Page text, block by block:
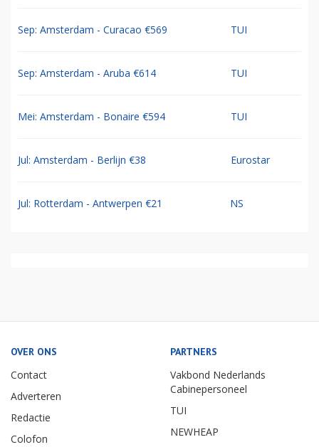
Sep: Amsterdam - Curacao €569 TUI
Sep: Amsterdam - Aruba €614 TUI
Mei: Amsterdam - Bonaire €594 TUI
Jul: Amsterdam - Berlijn €38 Eurostar
Jul: Rotterdam - Antwerpen €21 NS
OVER ONS
Contact
Adverteren
Redactie
Colofon
PARTNERS
Vakbond Nederlands
Cabinepersoneel
TUI
NEWHEAP